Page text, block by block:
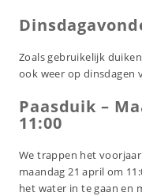
Zoals gebruikelijk
ook weer op dinsdagen
Paasduik –
11:00
We trappen het
maandag 21 april om
het water in te gaan en